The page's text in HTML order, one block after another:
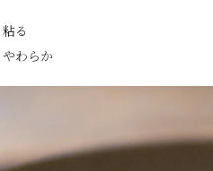
粘る
やわらか